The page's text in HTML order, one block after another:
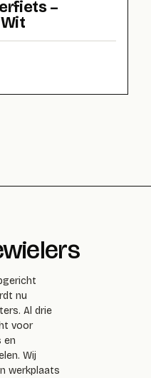
–
nu
Al drie
voor
en
Wij
werkplaats